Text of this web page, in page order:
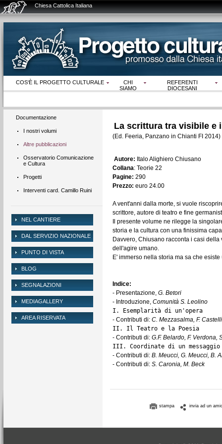
Chiesa Cattolica Italiana
COS‘È IL PROGETTO CULTURALE
CHI
SIAMO
REFERENTI
DIOCESANI
Documentazione
I nostri volumi
Altre pubblicazioni
Osservatorio Comunicazione
e Cultura
Progetti
Interventi card. Camillo Ruini
NEL CANTIERE
DAL SERVIZIO NAZIONALE
PUNTO DI VISTA
BLOG
SEGNALAZIONI
MEDIAGALLERY
AREA RISERVATA
La scrittura tra visibile
(Ed. Feeria, Panzano in Chianti FI 2014)
Autore: Italo Alighiero Chiusano
Collana: Teorie 22
Pagine: 290
Prezzo: euro 24.00
A vent'anni dalla morte, si vuole
scrittore, autore di teatro e fine
Il presente volume ne rilegge la
storia e la cultura con una finissima
Davvero, Chiusano racconta i casi
dell'agire umano.
E' immerso nella storia ma sa che
Indice:
- Presentazione, G. Betori
- Introduzione, Comunità S. Leolino
I. Esemplarità di un'opera
- Contributi di: C. Mezzasalma, F.
II. Il Teatro e la Poesia
- Contributi di: G.F. Belardo, F. Verdona,
III. Coordinate di un messaggio
- Contributi di: B. Meucci, G. Meucci, B.
- Contributi di: S. Caronia, M. Beck
stampa invia ad un